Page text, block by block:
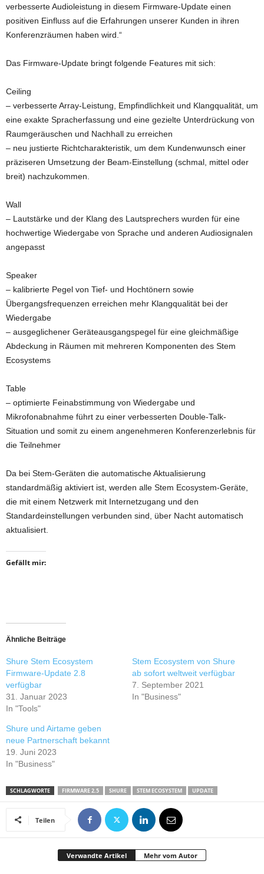
verbesserte Audioleistung in diesem Firmware-Update einen
positiven Einfluss auf die Erfahrungen unserer Kunden in ihren
Konferenzräumen haben wird.“
Das Firmware-Update bringt folgende Features mit sich:
Ceiling
– verbesserte Array-Leistung, Empfindlichkeit und Klangqualität, um
eine exakte Spracherfassung und eine gezielte Unterdrückung von
Raumgeräuschen und Nachhall zu erreichen
– neu justierte Richtcharakteristik, um dem Kundenwunsch einer
präziseren Umsetzung der Beam-Einstellung (schmal, mittel oder
breit) nachzukommen.
Wall
– Lautstärke und der Klang des Lautsprechers wurden für eine
hochwertige Wiedergabe von Sprache und anderen Audiosignalen
angepasst
Speaker
– kalibrierte Pegel von Tief- und Hochtönern sowie
Übergangsfrequenzen erreichen mehr Klangqualität bei der
Wiedergabe
– ausgeglichener Geräteausgangspegel für eine gleichmäßige
Abdeckung in Räumen mit mehreren Komponenten des Stem
Ecosystems
Table
– optimierte Feinabstimmung von Wiedergabe und
Mikrofonabnahme führt zu einer verbesserten Double-Talk-
Situation und somit zu einem angenehmeren Konferenzerlebnis für
die Teilnehmer
Da bei Stem-Geräten die automatische Aktualisierung
standardmäßig aktiviert ist, werden alle Stem Ecosystem-Geräte,
die mit einem Netzwerk mit Internetzugang und den
Standardeinstellungen verbunden sind, über Nacht automatisch
aktualisiert.
Gefällt mir:
Ähnliche Beiträge
Shure Stem Ecosystem
Firmware-Update 2.8
verfügbar
31. Januar 2023
In "Tools"
Stem Ecosystem von Shure
ab sofort weltweit verfügbar
7. September 2021
In "Business"
Shure und Airtame geben
neue Partnerschaft bekannt
19. Juni 2023
In "Business"
SCHLAGWORTE FIRMWARE 2.5 SHURE STEM ECOSYSTEM UPDATE
Teilen
Verwandte Artikel Mehr vom Autor